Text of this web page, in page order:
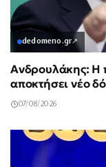
dedomeno.gr↗
Ανδρουλάκης: Η
αποκτήσει νέο
07/08/2026